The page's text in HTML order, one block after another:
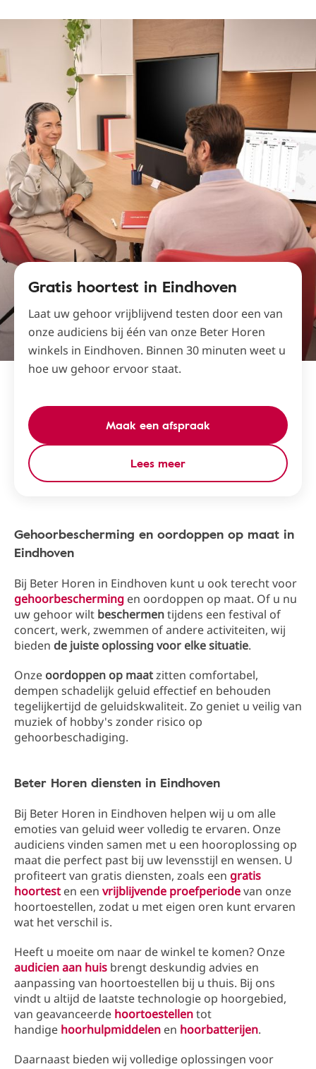
Gratis hoortest in Eindhoven
Laat uw gehoor vrijblijvend testen door een van
onze audiciens bij één van onze Beter Horen
winkels in Eindhoven. Binnen 30 minuten weet u
hoe uw gehoor ervoor staat.
Maak een afspraak
Lees meer
Gehoorbescherming en oordoppen op maat in
Eindhoven
Bij Beter Horen in Eindhoven kunt u ook terecht voor
gehoorbescherming en oordoppen op maat. Of u nu
uw gehoor wilt beschermentijdens een festival of
concert, werk, zwemmen of andere activiteiten, wij
bieden de juiste oplossing voor elke situatie.
Onze oordoppen op maatzitten comfortabel,
dempen schadelijk geluid effectief en behouden
tegelijkertijd de geluidskwaliteit. Zo geniet u veilig van
muziek of hobby's zonder risico op
gehoorbeschadiging.
Beter Horen diensten in Eindhoven
Bij Beter Horen in Eindhoven helpen wij u om alle
emoties van geluid weer volledig te ervaren. Onze
audiciens vinden samen met u een hooroplossing op
maat die perfect past bij uw levensstijl en wensen. U
profiteert van gratis diensten, zoals een gratis
hoortest en een vrijblijvende proefperiodevan onze
hoortoestellen, zodat u met eigen oren kunt ervaren
wat het verschil is.
Heeft u moeite om naar de winkel te komen? Onze
audicien aan huis brengt deskundig advies en
aanpassing van hoortoestellen bij u thuis. Bij ons
vindt u altijd de laatste technologie op hoorgebied,
van geavanceerde hoortoestellentot
handige hoorhulpmiddelen en hoorbatterijen.
Daarnaast bieden wij volledige oplossingen voor